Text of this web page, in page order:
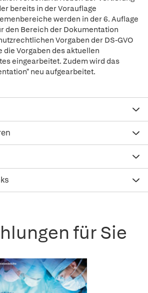
bereits in der Vorauflage
werden in der 6. Auflage
den Bereich der Dokumentation
Vorgaben der DS-GVO
Vorgaben des aktuellen
eingearbeitet. Zudem wird das
neu aufgearbeitet.
für Sie